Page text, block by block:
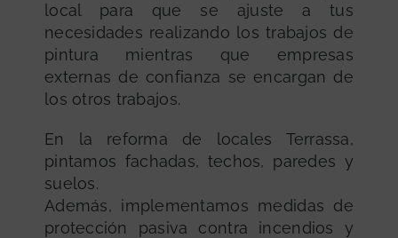
local para que se ajuste a tus
necesidades realizando los trabajos de
pintura mientras que empresas
externas de confianza se encargan de
los otros trabajos.
En la reforma de locales Terrassa,
pintamos fachadas, techos, paredes y
suelos.
Además, implementamos medidas de
protección pasiva contra incendios y